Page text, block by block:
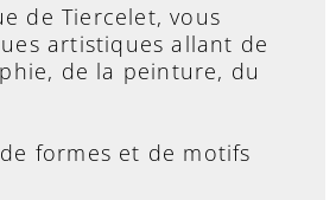
de Tiercelet, vous
artistiques allant de
de la peinture, du
formes et de motifs